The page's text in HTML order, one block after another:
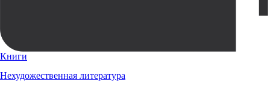
Книги
Нехудожественная литература